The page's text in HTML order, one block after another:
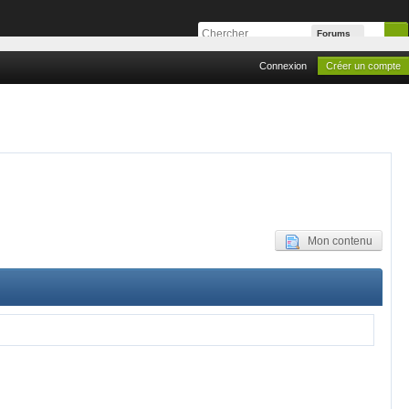
Forums
Connexion Créer un compte
Mon contenu